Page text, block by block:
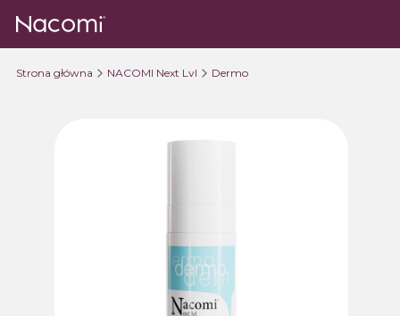
Strona główna NACOMI Next Lvl Dermo